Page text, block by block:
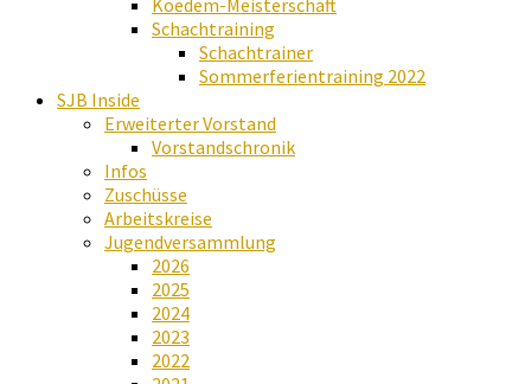
Koedem-Meisterschaft
Schachtraining
Schachtrainer
Sommerferientraining 2022
SJB Inside
Erweiterter Vorstand
Vorstandschronik
Infos
Zuschüsse
Arbeitskreise
Jugendversammlung
2026
2025
2024
2023
2022